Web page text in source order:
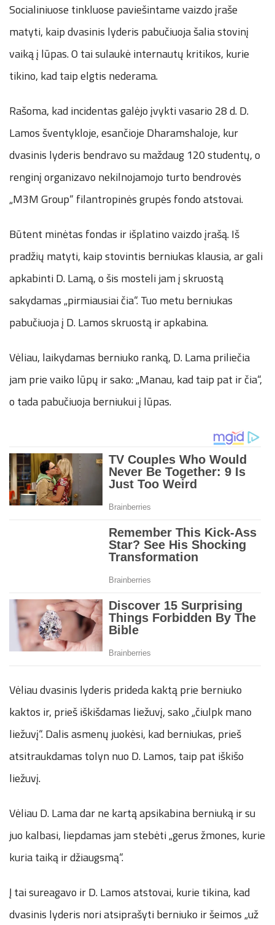
Socialiniuose tinkluose paviešintame vaizdo įraše
matyti, kaip dvasinis lyderis pabučiuoja šalia stovinį
vaiką į lūpas. O tai sulaukė internautų kritikos, kurie
tikino, kad taip elgtis nederama.
Rašoma, kad incidentas galėjo įvykti vasario 28 d. D.
Lamos šventykloje, esančioje Dharamshaloje, kur
dvasinis lyderis bendravo su maždaug 120 studentų, o
renginį organizavo nekilnojamojo turto bendrovės
„M3M Group“ filantropinės grupės fondo atstovai.
Būtent minėtas fondas ir išplatino vaizdo įrašą. Iš
pradžių matyti, kaip stovintis berniukas klausia, ar gali
apkabinti D. Lamą, o šis mosteli jam į skruostą
sakydamas „pirmiausiai čia“. Tuo metu berniukas
pabučiuoja į D. Lamos skruostą ir apkabina.
Vėliau, laikydamas berniuko ranką, D. Lama priliečia
jam prie vaiko lūpų ir sako: „Manau, kad taip pat ir čia“,
o tada pabučiuoja berniukui į lūpas.
Vėliau dvasinis lyderis prideda kaktą prie berniuko
kaktos ir, prieš iškišdamas liežuvį, sako „čiulpk mano
liežuvį“. Dalis asmenų juokėsi, kad berniukas, prieš
atsitraukdamas tolyn nuo D. Lamos, taip pat iškišo
liežuvį.
Vėliau D. Lama dar ne kartą apsikabina berniuką ir su
juo kalbasi, liepdamas jam stebėti „gerus žmones, kurie
kuria taiką ir džiaugsmą“.
Į tai sureagavo ir D. Lamos atstovai, kurie tikina, kad
dvasinis lyderis nori atsiprašyti berniuko ir šeimos „už